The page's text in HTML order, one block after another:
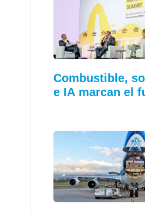
Combustible,
e IA marcan el